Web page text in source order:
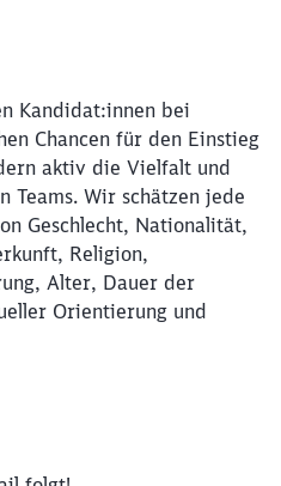
Kandidat:innen bei
Chancen für den Einstieg
aktiv die Vielfalt und
Teams. Wir schätzen jede
Geschlecht, Nationalität,
Religion,
Alter, Dauer der
Orientierung und